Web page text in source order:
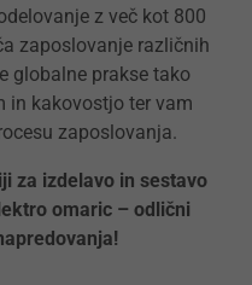
z več kot 800
zaposlovanje različnih
globalne prakse tako
in kakovostjo ter vam
zaposlovanja.
za izdelavo in sestavo
omaric – odlični